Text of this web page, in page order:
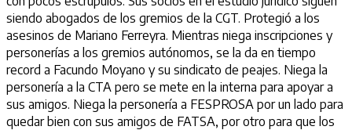
siendo abogados de los gremios de la CGT. Protegió a los
asesinos de Mariano Ferreyra. Mientras niega inscripciones y
personerías a los gremios autónomos, se la da en tiempo
record a Facundo Moyano y su sindicato de peajes. Niega la
personería a la CTA pero se mete en la interna para apoyar a
sus amigos. Niega la personería a FESPROSA por un lado para
quedar bien con sus amigos de FATSA, por otro para que los